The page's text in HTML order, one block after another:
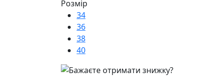
Розмір
34
36
38
40